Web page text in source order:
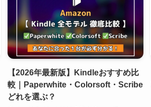
【2026年最新版】Kindleおすすめ比
較｜Paperwhite・Colorsoft・Scribe
どれを選ぶ？